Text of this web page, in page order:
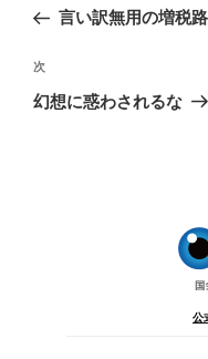
ナ
ビ
ゲ
の
稿
言い訳無用の増税
次
の
次
幻想に惑わされるな
公